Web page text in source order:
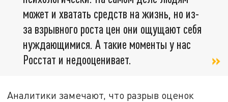
может и хватать средств на жизнь, но из-
за взрывного роста цен они ощущают себя
нуждающимися. А такие моменты у нас
Росстат и недооценивает.
Аналитики замечают, что разрыв оценок